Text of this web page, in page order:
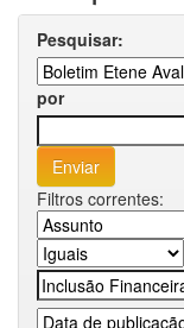
Pesquisar:
por
Filtros correntes: